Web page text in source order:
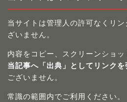
当サイトは管理人の許可なくリ
ざいません。
内容をコピー、スクリーンショッ
当記事へ「出典」としてリンク
ございません。
常識の範囲内でご利用ください。